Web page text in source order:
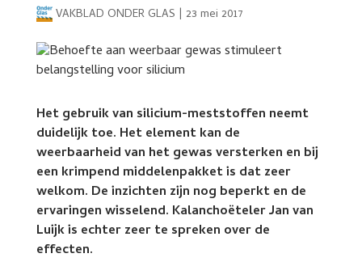
VAKBLAD ONDER GLAS | 23 mei 2017
Het gebruik van silicium-meststoffen neemt
duidelijk toe. Het element kan de
weerbaarheid van het gewas versterken en bij
een krimpend middelenpakket is dat zeer
welkom. De inzichten zijn nog beperkt en de
ervaringen wisselend. Kalanchoëteler Jan van
Luijk is echter zeer te spreken over de
effecten.